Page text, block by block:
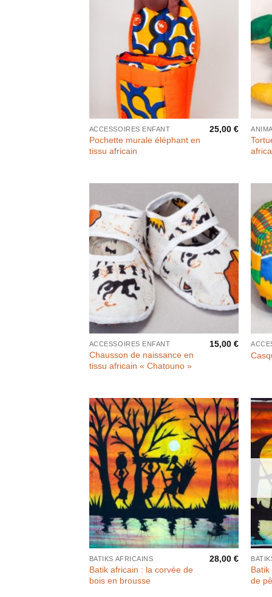
ACCESSOIRES ENFANT
Pochette murale éléphant en
tissu africain
25,00€
ACCESSOIRES ENFANT
Chausson de naissance en
tissu africain « Chatouno »
15,00€
BATIKS AFRICAINS
Batik africain : la corvée de
bois en brousse
28,00€
de